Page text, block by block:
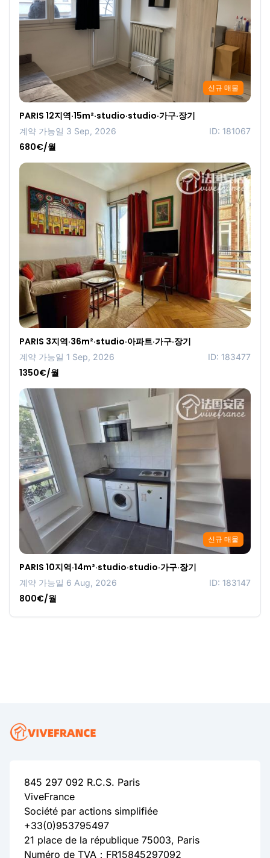
신규 매물
PARIS 12지역·15m²·studio·studio·가구·장기
계약 가능일 3 Sep, 2026 ID: 181067
680€/월
PARIS 3지역·36m²·studio·아파트·가구·장기
계약 가능일 1 Sep, 2026 ID: 183477
1350€/월
신규 매물
PARIS 10지역·14m²·studio·studio·가구·장기
계약 가능일 6 Aug, 2026 ID: 183147
800€/월
845 297 092 R.C.S. Paris
ViveFrance
Société par actions simplifiée
+33(0)953795497
21 place de la république 75003, Paris
Numéro de TVA：FR15845297092